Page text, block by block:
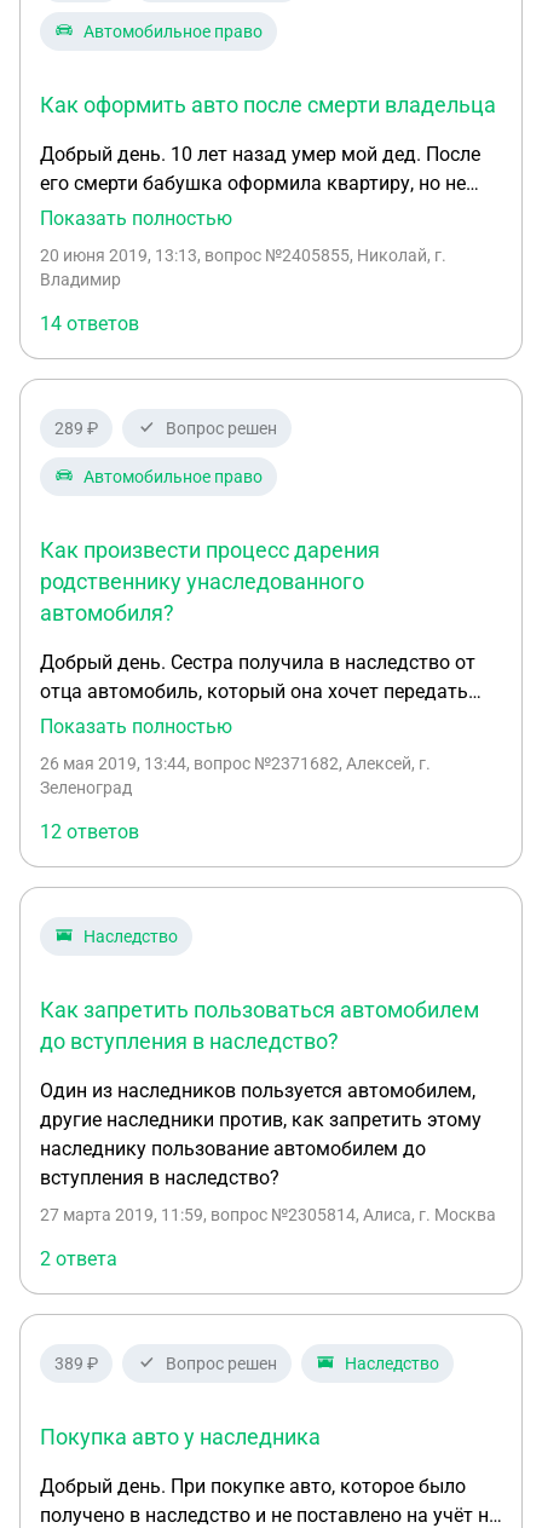
Автомобильное право
Как оформить авто после смерти владельца
Добрый день. 10 лет назад умер мой дед. После
его смерти бабушка оформила квартиру, но не
стала оформлять авто (в ПТС нет отметки о
НЕ приходят). Как теперь оформить машину на
Показать полностью
20 июня 2019, 13:13, вопрос №2405855, Николай, г.
Владимир
14 ответов
289 ₽ Вопрос решен
Автомобильное право
Как произвести процесс дарения
родственнику унаследованного
автомобиля?
Добрый день. Сестра получила в наследство от
отца автомобиль, который она хочет передать
мне (брату) по дарственной. Автомобиль она на
получила менее 10 дней назад. ОСАГО так же
наши действия в данной ситуации? Нужно ли
сестре ставить машину на учёт для того, чтобы
передать мне, что бы потом я снова ставил авто
на учёт уже как собственник? Нужно ли ей
переоформлять ОСАГО на себя, опять-таки, что бы
дублированные действия? И как мне в этой
ситуации оформить страховку на себя? Спасибо!
Показать полностью
26 мая 2019, 13:44, вопрос №2371682, Алексей, г.
Зеленоград
12 ответов
Наследство
Как запретить пользоваться автомобилем
до вступления в наследство?
Один из наследников пользуется автомобилем,
другие наследники против, как запретить этому
наследнику пользование автомобилем до
вступления в наследство?
27 марта 2019, 11:59, вопрос №2305814, Алиса, г. Москва
2 ответа
389 ₽ Вопрос решен Наследство
Покупка авто у наследника
Добрый день. При покупке авто, которое было
получено в наследство и не поставлено на учёт на